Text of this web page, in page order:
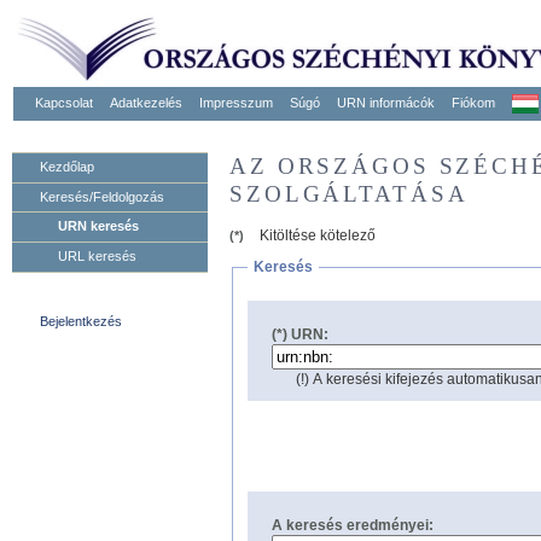
Kapcsolat Adatkezelés Impresszum Súgó URN informácók Fiókom
Kezdőlap
Keresés/Feldolgozás
URN keresés
URL keresés
Bejelentkezés
AZ ORSZÁGOS
SZOLGÁLTATÁSA
(*)
Kitöltése kötelező
Keresés
(*) URN:
(!) A keresési kifejezés
A keresés eredményei: